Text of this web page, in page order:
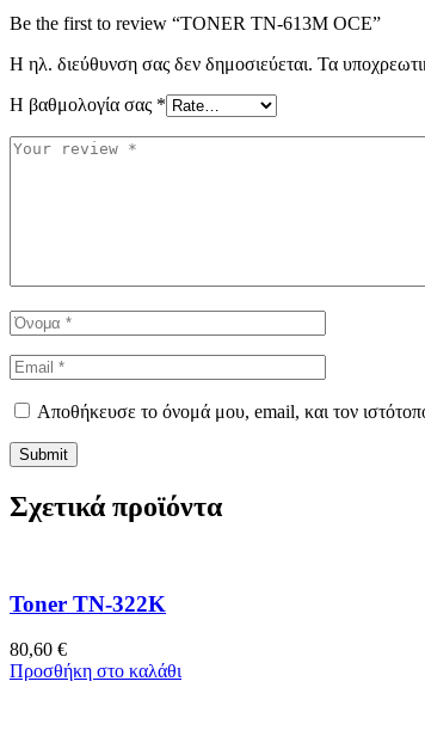
Be the first to review “TONER TN-613M OCE”
Η ηλ. διεύθυνση σας δεν δημοσιεύεται. Τα
Η βαθμολογία σας *
Αποθήκευσε το όνομά μου, email, και τον
Σχετικά προϊόντα
Toner TN-322K
80,60 €
Προσθήκη στο καλάθι